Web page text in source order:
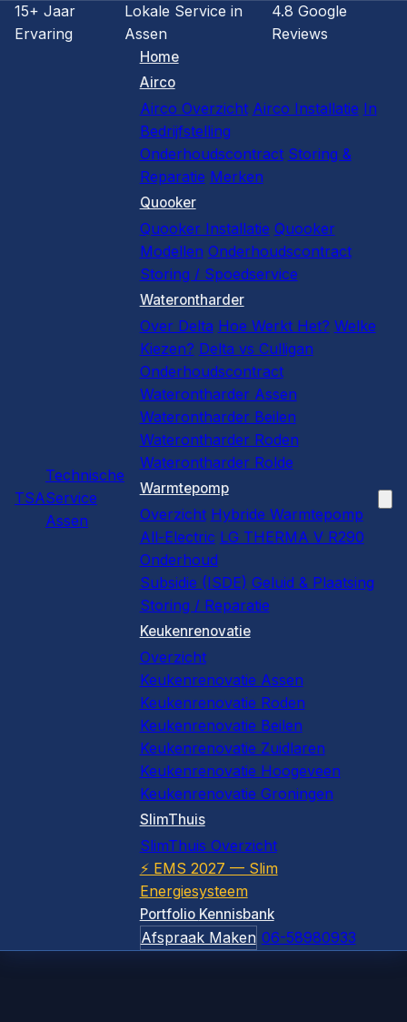
15+ Jaar
Ervaring
Lokale Service in
Assen
4.8 Google
Reviews
TSA
Technische
Service
Assen
Home
Airco
Airco Overzicht Airco Installatie In
Bedrijfstelling
Onderhoudscontract Storing &
Reparatie Merken
Quooker
Quooker Installatie Quooker
Modellen Onderhoudscontract
Storing / Spoedservice
Waterontharder
Over Delta Hoe Werkt Het? Welke
Kiezen? Delta vs Culligan
Onderhoudscontract
Waterontharder Assen
Waterontharder Beilen
Waterontharder Roden
Waterontharder Rolde
Warmtepomp
Overzicht Hybride Warmtepomp
All-Electric LG THERMA V R290
Onderhoud
Subsidie (ISDE) Geluid & Plaatsing
Storing / Reparatie
Keukenrenovatie
Overzicht
Keukenrenovatie Assen
Keukenrenovatie Roden
Keukenrenovatie Beilen
Keukenrenovatie Zuidlaren
Keukenrenovatie Hoogeveen
Keukenrenovatie Groningen
SlimThuis
SlimThuis Overzicht
⚡ EMS 2027 — Slim
Energiesysteem
Portfolio Kennisbank
Afspraak Maken 06-58980933